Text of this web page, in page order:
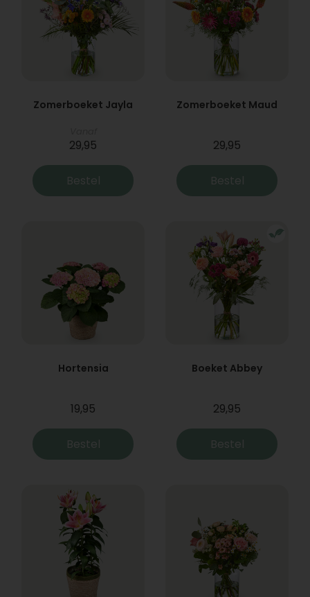
Zomerboeket Jayla
29,95
Bestel
Zomerboeket Maud
29,95
Bestel
Hortensia
19,95
Bestel
Boeket Abbey
29,95
Bestel